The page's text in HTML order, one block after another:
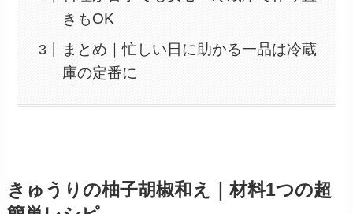
きもOK
まとめ｜忙しい日に助かる一品は冷蔵
庫の定番に
きゅうりの柚子胡椒和え｜材料1つの超